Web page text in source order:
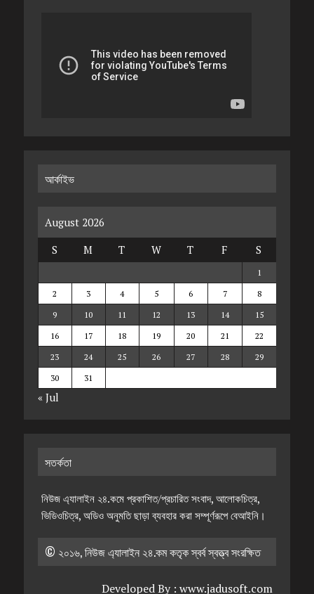
আর্কাইভ
August 2026
S
M T W T F S
1
2
3 4 5 6 7
8
9
10 11 12 13 14
15
16
17 18 19 20 21
22
23
24 25 26 27 28
29
30
31
« Jul
সতর্কতা
নিউজ এ্যালাইন ২৪.কমে প্রকাশিত/প্রচারিত সংবাদ, আলোকচিত্র,
ভিডিওচিত্র, অডিও অনুমতি ছাড়া ব্যবহার করা সম্পূর্ণরূপে বেআইনি।
© ২০১৬, নিউজ এ্যালাইন ২৪.কম কতৃক স্বর্ব স্বত্ত্ব সংরক্ষিত
Developed By :www.jadusoft.com